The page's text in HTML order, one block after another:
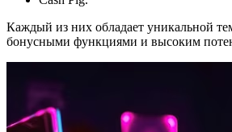
Каждый из них обладает уникальной
бонусными функциями и высоким